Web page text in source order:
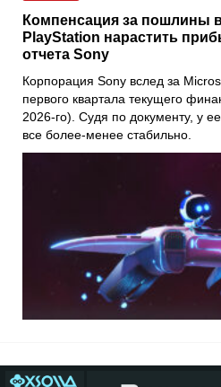
Компенсация за пошлины
PlayStation нарастить
отчета Sony
Корпорация Sony вслед за
первого квартала текущего
2026-го). Судя по документу, у
все более-менее стабильно.